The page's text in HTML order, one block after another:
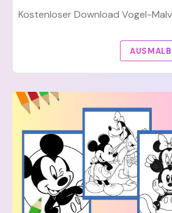
Kostenloser Download Vogel-